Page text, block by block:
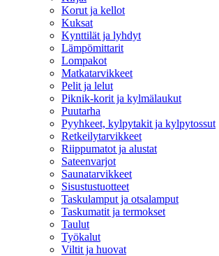
Korut ja kellot
Kuksat
Kynttilät ja lyhdyt
Lämpömittarit
Lompakot
Matkatarvikkeet
Pelit ja lelut
Piknik-korit ja kylmälaukut
Puutarha
Pyyhkeet, kylpytakit ja kylpytossut
Retkeilytarvikkeet
Riippumatot ja alustat
Sateenvarjot
Saunatarvikkeet
Sisustustuotteet
Taskulamput ja otsalamput
Taskumatit ja termokset
Taulut
Työkalut
Viltit ja huovat